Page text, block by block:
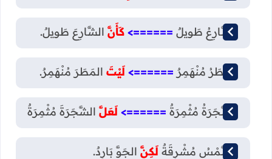
الشَّارِعُ طَويلٌ ======> كَأَنَّ الشَّارِعَ طَويلٌ.
المَطَرُ مُنْهَمِرٌ ======> لَيْتَ المَطَرَ مُنْهَمِرٌ.
الشَّجَرَةُ مُثْمِرَةٌ ======> لَعَلَّ الشَّجَرَةَ مُثْمِرَةٌ
الشَّمْسُ مُشْرِقَةٌ لَكِنَّ الجَوَّ بَارِدٌ.